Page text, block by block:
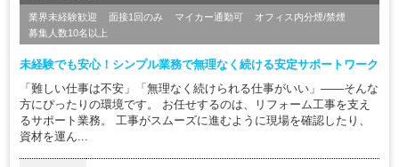
業界未経験歓迎 面接1回のみ マイカー通勤可
オフィス内分煙/禁煙
募集人数10名以上
未経験でも安心！シンプル業務で無理なく続ける安定サポートワーク
「難しい仕事は不安」「無理なく続けられる仕事がいい」——そんな
方にぴったりの環境です。 お任せするのは、リフォーム工事を支え
るサポート業務。 工事がスムーズに進むように現場を確認したり、
資材を運ん...